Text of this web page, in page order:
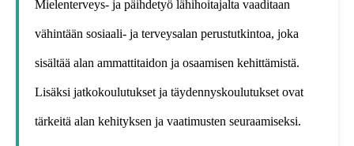
Mielenterveys- ja päihdetyö lähihoitajalta vaaditaan
vähintään sosiaali- ja terveysalan perustutkintoa, joka
sisältää alan ammattitaidon ja osaamisen kehittämistä.
Lisäksi jatkokoulutukset ja täydennyskoulutukset ovat
tärkeitä alan kehityksen ja vaatimusten seuraamiseksi.